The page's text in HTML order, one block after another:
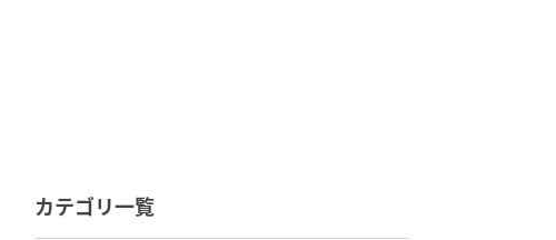
カテゴリ一覧